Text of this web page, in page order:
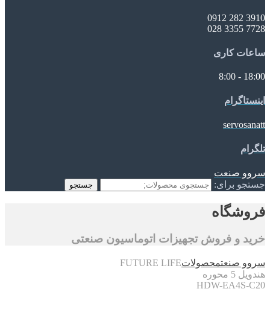
3910 282 0912
7728 3355 028
ساعات کاری
18:00 - 8:00
اینستاگرام
servosanatt
تلگرام
سروو صنعت
جستجو برای:
جستجو
فروشگاه
خرید و فروش تجهیزات اتوماسیون صنعتی
سروو صنعتمحصولاتFUTURE LIFE
هندویل 5 محوره
HDW-EA4S-C20